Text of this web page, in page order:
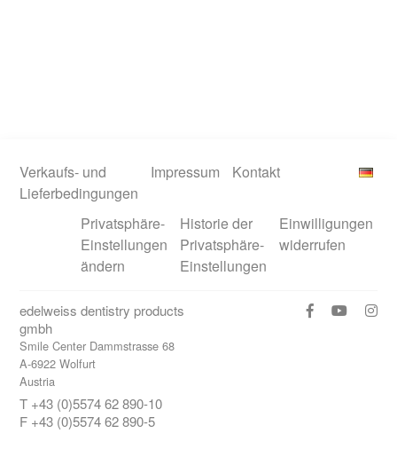
edelweiss dentistry products
gmbh
Smile Center Dammstrasse 68
A-6922 Wolfurt
Austria
T +43 (0)5574 62 890-10
F +43 (0)5574 62 890-5
Verkaufs- und
Lieferbedingungen
Impressum Kontakt
Privatsphäre-
Einstellungen
ändern
Historie der
Privatsphäre-
Einstellungen
Einwilligungen
widerrufen